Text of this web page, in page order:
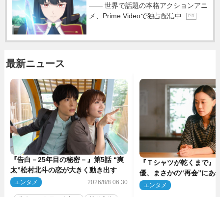
―― 世界で話題の本格アクションアニ
メ、Prime Videoで独占配信中
P R
最新ニュース
『告白－25年目の秘密－』第5話 “爽
太”松村北斗の恋が大きく動き出す
エンタメ 2026/8/8 06:30
『Ｔシャツが乾くまで』
優、まさかの“再会”に
動揺「びっくりした!!」
エンタメ